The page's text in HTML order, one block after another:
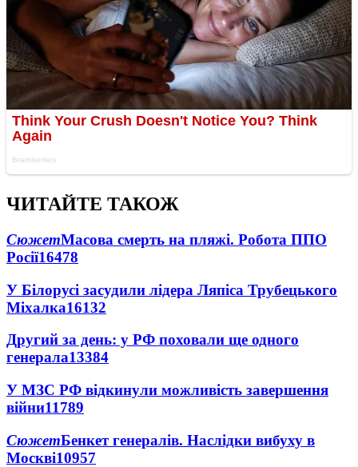
ЧИТАЙТЕ ТАКОЖ
СюжетМасова смерть на пляжі. Робота ППО
Росії16478
У Білорусі засудили лідера Ляпіса Трубецького
Міхалка16132
Другий за день: у РФ поховали ще одного
генерала13384
У МЗС РФ відкинули можливість завершення
війни11789
СюжетБенкет генералів. Наслідки вибуху в
Москві10957